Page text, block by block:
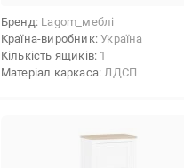
Бренд Lagom_меблі
Країна-виробник Україна
Кількість ящиків 1
Матеріал каркаса ЛДСП